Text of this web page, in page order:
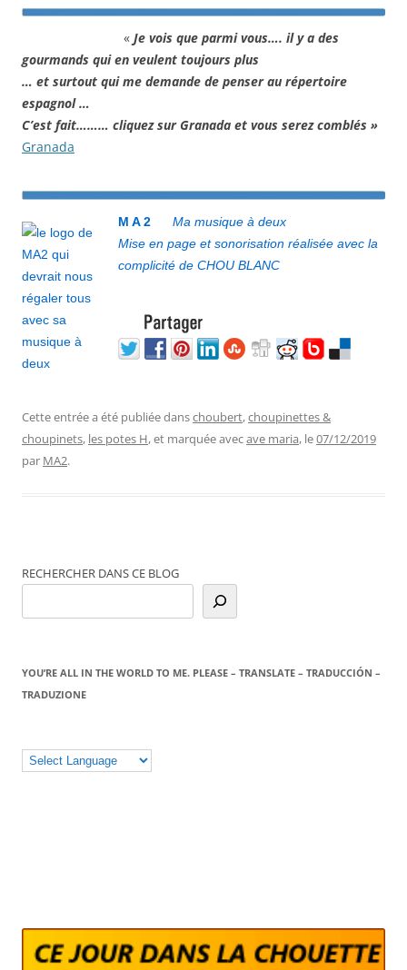
« Je vois que parmi vous…. il y a des
gourmands qui en veulent toujours plus
… et surtout qui me demande de penser au répertoire
espagnol …
C’est fait……… cliquez sur Granada et vous serez comblés »
Granada
M A 2 Ma musique à deux
Mise en page et sonorisation réalisée avec la
complicité de CHOU BLANC
Cette entrée a été publiée danschoubert,choupinettes &
choupinets, les potes H, et marquée avecave maria, le07/12/2019
par MA2.
RECHERCHER DANS CE BLOG
YOU’RE ALL IN THE WORLD TO ME. PLEASE – TRANSLATE – TRADUCCIÓN –
TRADUZIONE